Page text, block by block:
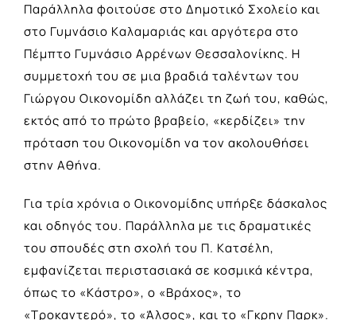
Παράλληλα φοιτούσε στο Δημοτικό Σχολείο και
στο Γυμνάσιο Kαλαμαριάς και αργότερα στο
Πέμπτο Γυμνάσιο Αρρένων Θεσσαλονίκης. Η
συμμετοχή του σε μια βραδιά ταλέντων του
Γιώργου Οικονομίδη αλλάζει τη ζωή του, καθώς,
εκτός από το πρώτο βραβείο, «κερδίζει» την
πρόταση του Οικονομίδη να τον ακολουθήσει
στην Αθήνα.
Για τρία χρόνια ο Οικονομίδης υπήρξε δάσκαλος
και οδηγός του. Παράλληλα με τις δραματικές
του σπουδές στη σχολή του Π. Kατσέλη,
εμφανίζεται περιστασιακά σε κοσμικά κέντρα,
όπως το «Kάστρο», ο «Bράχος», το
«Tροκαντερό», το «Άλσος», και το «Γκρην Παρκ».